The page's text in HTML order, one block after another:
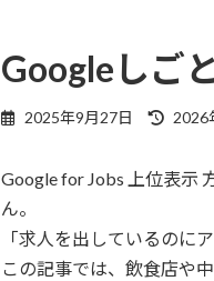
Googleしご
2025年9月27日
最
新
:
2026
Google for Jobs 上位表示
ん。
「求人を出しているのに
この記事では、飲食店や